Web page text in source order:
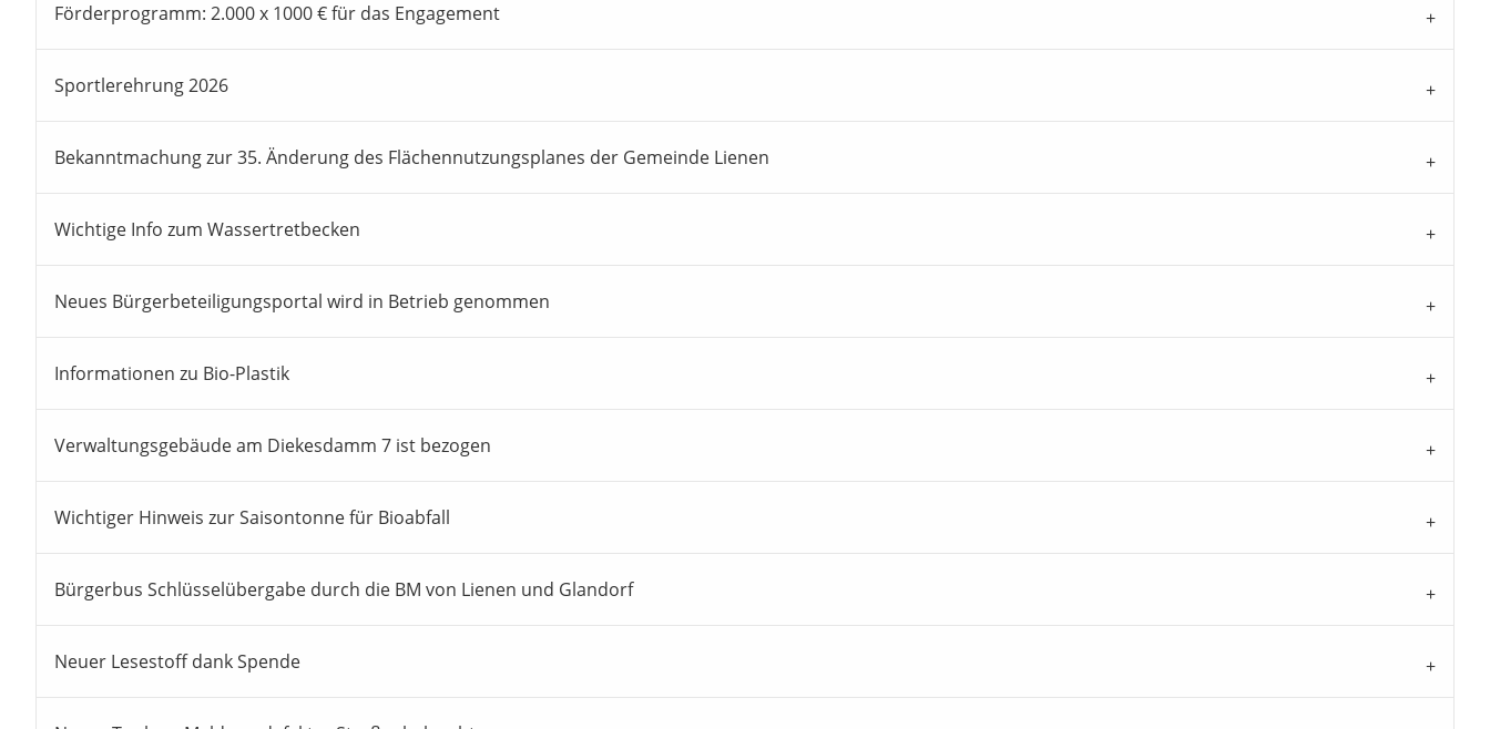
Förderprogramm: 2.000 x 1000 € für das Engagement
Sportlerehrung 2026
Bekanntmachung zur 35. Änderung des Flächennutzungsplanes der Gemeinde Lienen
Wichtige Info zum Wassertretbecken
Neues Bürgerbeteiligungsportal wird in Betrieb genommen
Informationen zu Bio-Plastik
Verwaltungsgebäude am Diekesdamm 7 ist bezogen
Wichtiger Hinweis zur Saisontonne für Bioabfall
Bürgerbus Schlüsselübergabe durch die BM von Lienen und Glandorf
Neuer Lesestoff dank Spende